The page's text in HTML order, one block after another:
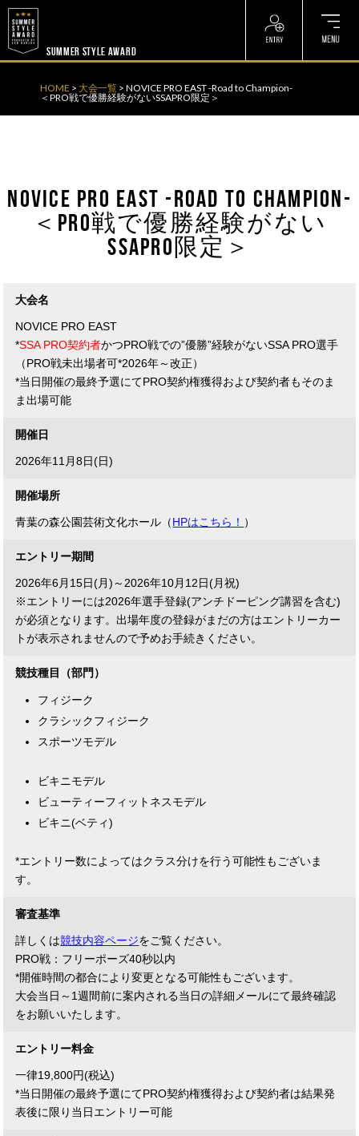
SUMMER STYLE AWARD
HOME > 大会一覧 > NOVICE PRO EAST -Road to Champion-
＜PRO戦で優勝経験がないSSAPRO限定＞
NOVICE PRO EAST -Road to Champion-
＜PRO戦で優勝経験がない
SSAPRO限定＞
大会名
NOVICE PRO EAST
*SSA PRO契約者かつPRO戦での”優勝”経験がないSSA PRO選手
（PRO戦未出場者可*2026年～改正）
*当日開催の最終予選にてPRO契約権獲得および契約者もそのま
ま出場可能
開催日
2026年11月8日(日)
開催場所
青葉の森公園芸術文化ホール（ HPはこちら！ ）
エントリー期間
2026年6月15日(月)～2026年10月12日(月祝)
※エントリーには2026年選手登録(アンチドーピング講習を含む)
が必須となります。出場年度の登録がまだの方はエントリーカー
トが表示されませんので予めお手続きください。
競技種目（部門）
フィジーク
クラシックフィジーク
スポーツモデル
ビキニモデル
ビューティーフィットネスモデル
ビキニ(ベティ)
*エントリー数によってはクラス分けを行う可能性もございま
す。
審査基準
詳しくは競技内容ページをご覧ください。
PRO戦：フリーポーズ40秒以内
*開催時間の都合により変更となる可能性もございます。
大会当日～1週間前に案内される当日の詳細メールにて最終確認
をお願いいたします。
エントリー料金
一律19,800円(税込)
*当日開催の最終予選にてPRO契約権獲得および契約者は結果発
表後に限り当日エントリー可能